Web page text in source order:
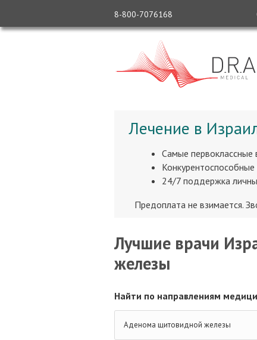
8-800-7076168
Лечение в
Самые первоклассные
24/7 поддержка
Предоплата не взимается.
Лучшие врачи
железы
Найти по направлениям
Аденома щитовидной железы